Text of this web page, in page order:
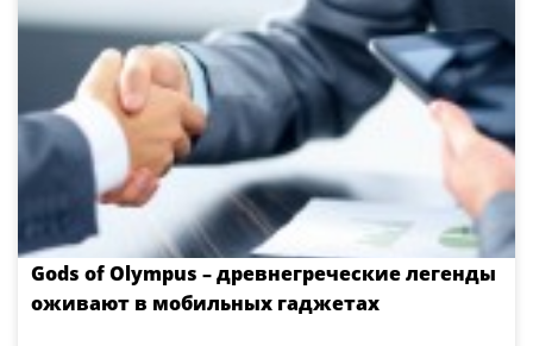
Gods of Olympus – древнегреческие легенды
оживают в мобильных гаджетах